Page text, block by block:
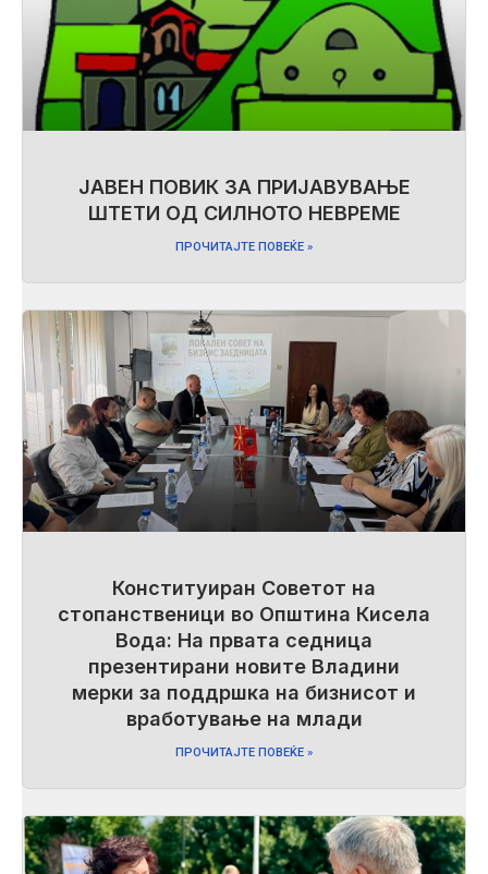
ЈАВЕН ПОВИК ЗА ПРИЈАВУВАЊЕ
ШТЕТИ ОД СИЛНОТО НЕВРЕМЕ
ПРОЧИТАЈТЕ ПОВЕЌЕ »
Конституиран Советот на
стопанственици во Општина Кисела
Вода: На првата седница
презентирани новите Владини
мерки за поддршка на бизнисот и
вработување на млади
ПРОЧИТАЈТЕ ПОВЕЌЕ »